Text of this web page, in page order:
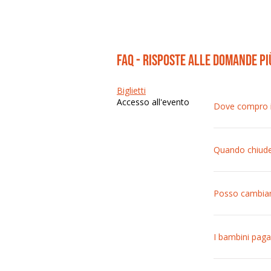
FAQ - risposte alle domande
Biglietti
Accesso all'evento
Dove compro
Quando
sono sempre
Posso
I bambini